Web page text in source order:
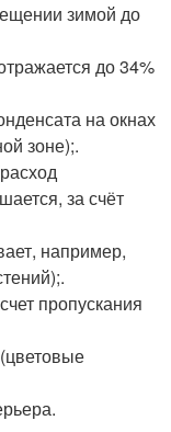
зимой до
до 34%
на окнах
зоне);.
за счёт
например,
пропускания